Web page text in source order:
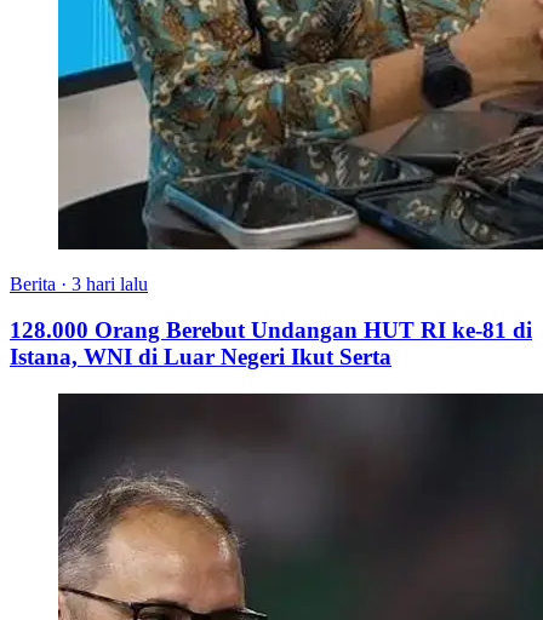
Berita · 3 hari lalu
128.000 Orang Berebut Undangan HUT RI ke-81 di
Istana, WNI di Luar Negeri Ikut Serta